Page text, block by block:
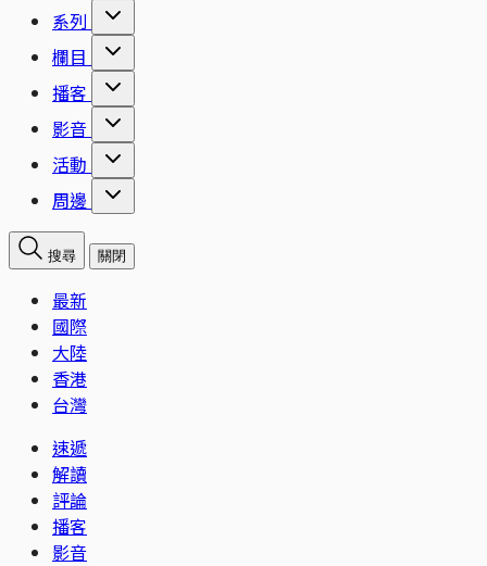
系列
欄目
播客
影音
活動
周邊
搜尋 關閉
最新
國際
大陸
香港
台灣
速遞
解讀
評論
播客
影音